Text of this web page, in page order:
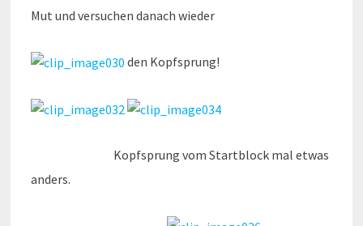
Mut und versuchen danach wieder
den Kopfsprung!
Kopfsprung vom Startblock mal etwas
anders.